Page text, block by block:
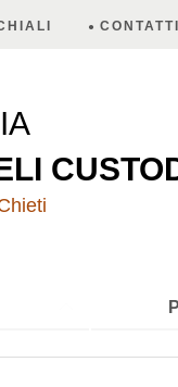
CONTATTI